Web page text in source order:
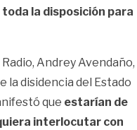
la disposición para
Andrey Avendaño,
la disidencia del Estado
que estarían de
interlocutar con